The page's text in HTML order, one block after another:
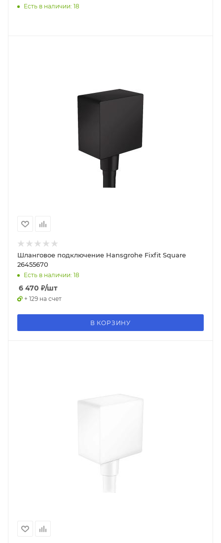
Есть в наличии: 18
Шланговое подключение Hansgrohe Fixfit Square
26455670
Есть в наличии: 18
6 470 ₽/шт
+ 129 на счет
В КОРЗИНУ